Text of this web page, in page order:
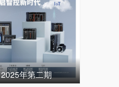
2025年第二期